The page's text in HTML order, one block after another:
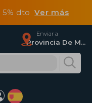
5% dtoVer más
Enviar a
Provincia De Madrid